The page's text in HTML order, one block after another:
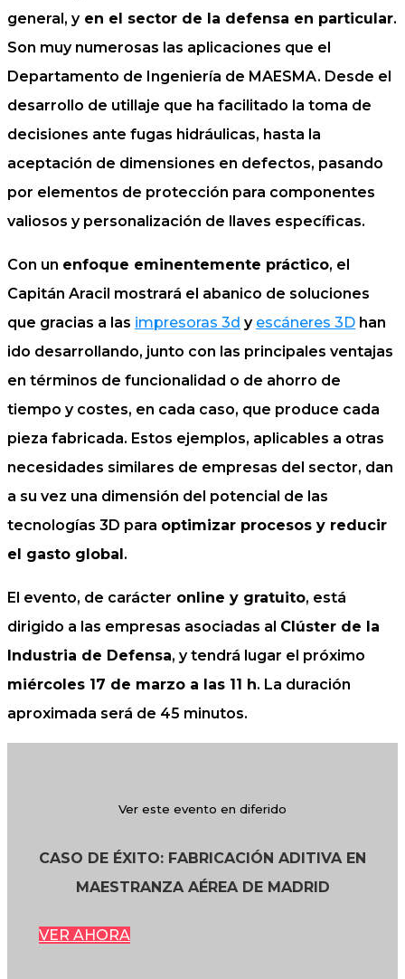
general, yen el sector de la defensa en particular.
Son muy numerosas las aplicaciones que el
Departamento de Ingeniería de MAESMA. Desde el
desarrollo de utillaje que ha facilitado la toma de
decisiones ante fugas hidráulicas, hasta la
aceptación de dimensiones en defectos, pasando
por elementos de protección para componentes
valiosos y personalización de llaves específicas.
Con un enfoque eminentemente práctico, el
Capitán Aracil mostrará el abanico de soluciones
que gracias a las impresoras 3d y escáneres 3D han
ido desarrollando, junto con las principales ventajas
en términos de funcionalidad o de ahorro de
tiempo y costes, en cada caso, que produce cada
pieza fabricada. Estos ejemplos, aplicables a otras
necesidades similares de empresas del sector, dan
a su vez una dimensión del potencial de las
tecnologías 3D para optimizar procesos y reducir
el gasto global .
El evento, de carácter online y gratuito, está
dirigido a las empresas asociadas al Clúster de la
Industria de Defensa, y tendrá lugar el próximo
miércoles 17 de marzo a las 11 h. La duración
aproximada será de 45 minutos.
Ver este evento en diferido
CASO DE ÉXITO: FABRICACIÓN ADITIVA EN
MAESTRANZA AÉREA DE MADRID
VER AHORA